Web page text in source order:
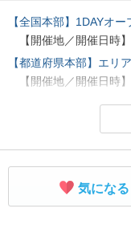
【全国本部】1DAYオ
【開催地／開催日時
【都道府県本部】エリ
【開催地／開催日時
【都道府県本部】個別
【開催地／開催日時
気になる